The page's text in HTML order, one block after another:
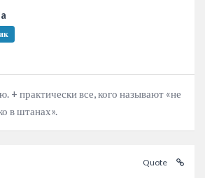
+ практически все, кого называют «не
в штанах».
Quote